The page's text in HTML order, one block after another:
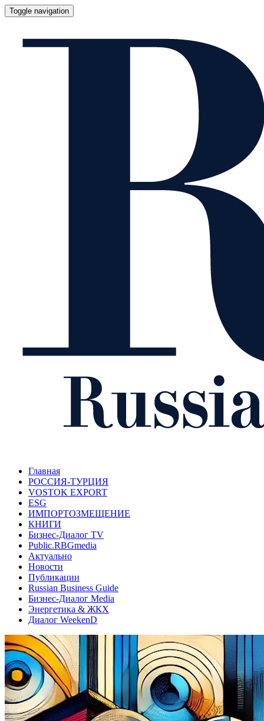
Toggle navigation
Главная
РОССИЯ-ТУРЦИЯ
VOSTOK EXPORT
ESG
ИМПОРТОЗМЕЩЕНИЕ
КНИГИ
Бизнес-Диалог TV
Public.RBGmedia
Актуально
Новости
Публикации
Russian Business Guide
Бизнес-Диалог Media
Энергетика & ЖКХ
Диалог WeekenD